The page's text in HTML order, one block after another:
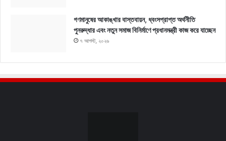
গণমানুষের আকাঙ্খার বাস্তবায়ন, ধ্বংসপ্রাপ্ত অর্থনীতি
পুনরুদ্ধার এবং নতুন সমাজ বিনির্মাণে প্রধানমন্ত্রী কাজ করে যাচ্ছেন
৭ আগস্ট, ২০২৬